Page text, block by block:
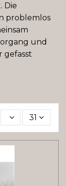
Die
problemlos
und
gefasst
31